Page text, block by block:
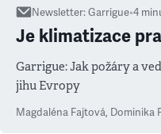
Newsletter:Garrigue•4
Je klimatizace
Garrigue: Jak požáry a
jihu Evropy
Magdaléna Fajtová, Dominika